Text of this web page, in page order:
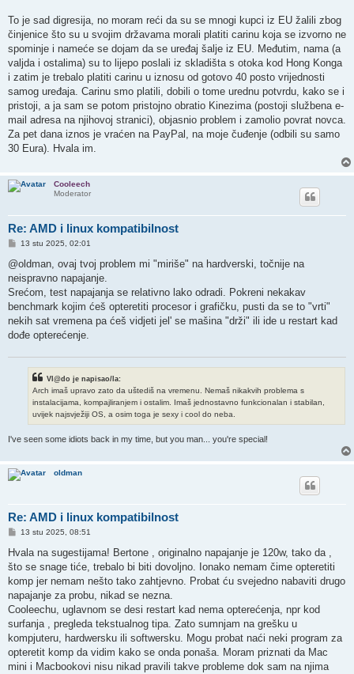
To je sad digresija, no moram reći da su se mnogi kupci iz EU žalili zbog
činjenice što su u svojim državama morali platiti carinu koja se izvorno ne
spominje i nameće se dojam da se uređaj šalje iz EU. Međutim, nama (a
valjda i ostalima) su to lijepo poslali iz skladišta s otoka kod Hong Konga
i zatim je trebalo platiti carinu u iznosu od gotovo 40 posto vrijednosti
samog uređaja. Carinu smo platili, dobili o tome urednu potvrdu, kako se i
pristoji, a ja sam se potom pristojno obratio Kinezima (postoji službena e-
mail adresa na njihovoj stranici), objasnio problem i zamolio povrat novca.
Za pet dana iznos je vraćen na PayPal, na moje čuđenje (odbili su samo
30 Eura). Hvala im.
Cooleech
Moderator
Re: AMD i linux kompatibilnost
P
s
13 stu 2025, 02:01
@oldman, ovaj tvoj problem mi "miriše" na hardverski, točnije na
neispravno napajanje.
Srećom, test napajanja se relativno lako odradi. Pokreni nekakav
benchmark kojim ćeš opteretiti procesor i grafičku, pusti da se to "vrti"
nekih sat vremena pa ćeš vidjeti jel' se mašina "drži" ili ide u restart kad
dođe opterećenje.
Vl@do je napisao/la:
Arch imaš upravo zato da uštediš na vremenu. Nemaš nikakvih problema s
instalacijama, kompajliranjem i ostalim. Imaš jednostavno funkcionalan i stabilan,
uvijek najsvježiji OS, a osim toga je sexy i cool do neba.
I've seen some idiots back in my time, but you man... you're special!
oldman
Re: AMD i linux kompatibilnost
P
s
13 stu 2025, 08:51
Hvala na sugestijama! Bertone , originalno napajanje je 120w, tako da ,
što se snage tiće, trebalo bi biti dovoljno. Ionako nemam čime opteretiti
komp jer nemam nešto tako zahtjevno. Probat ću svejedno nabaviti drugo
napajanje za probu, nikad se nezna.
Cooleechu, uglavnom se desi restart kad nema opterećenja, npr kod
surfanja , pregleda tekstualnog tipa. Zato sumnjam na grešku u
kompjuteru, hardwersku ili softwersku. Mogu probat naći neki program za
opteretit komp da vidim kako se onda ponaša. Moram priznati da Mac
mini i Macbookovi nisu nikad pravili takve probleme dok sam na njima